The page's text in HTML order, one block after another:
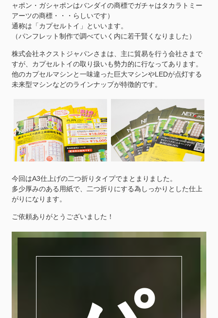
ャポン・ガシャポンはバンダイの商標でガチャはタカラトミー
アーツの商標・・・らしいです）
通称は「カプセルトイ」といいます。
（パンフレット制作で調べていく内に若干賢くなりました）
株式会社ネクストジャパンさまは、主に貿易を行う会社さまで
すが、カプセルトイの取り扱いも勢力的に行なってあります。
他のカプセルマシンと一味違った巨大マシンやLEDが点灯する
未来型マシンなどのラインナップが特徴的です。
今回はA3仕上げの二つ折りタイプでまとまりました。
多少厚みのある用紙で、二つ折りにする為しっかりとした仕上
がりになります。
ご依頼ありがとうございました！